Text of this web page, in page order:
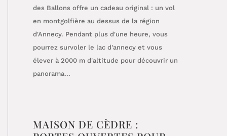
des Ballons offre un cadeau original : un vol
en montgolfière au dessus de la région
d'Annecy. Pendant plus d'une heure, vous
pourrez survoler le lac d'annecy et vous
élever à 2000 m d'altitude pour découvrir un
panorama...
MAISON DE CÈDRE :